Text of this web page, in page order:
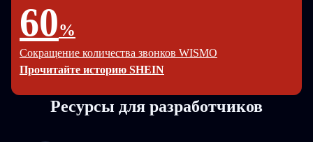
60%
Сокращение количества звонков WISMO
Прочитайте историю SHEIN
Ресурсы для разработчиков